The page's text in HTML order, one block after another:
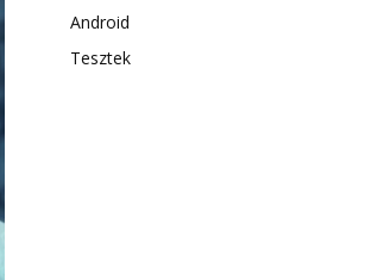
Android
Tesztek